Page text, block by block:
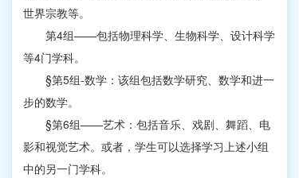
世界宗教等。
第4组——包括物理科学、生物科学、设计科学
等4门学科。
§第5组-数学：该组包括数学研究、数学和进一
步的数学。
§第6组——艺术：包括音乐、戏剧、舞蹈、电
影和视觉艺术。或者，学生可以选择学习上述小组
中的另一门学科。